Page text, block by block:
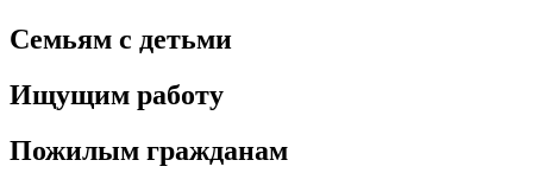
Семьям с детьми
Ищущим работу
Пожилым гражданам